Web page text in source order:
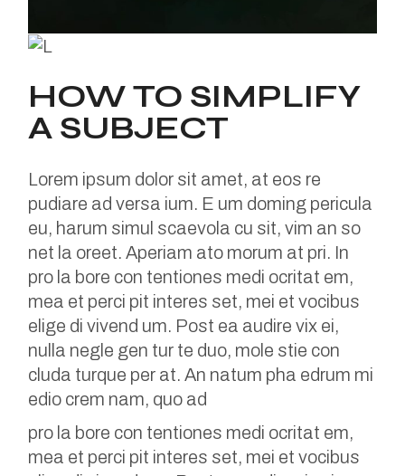
HOW TO SIMPLIFY
A SUBJECT
Lorem ipsum dolor sit amet, at eos re
pudiare ad versa ium. E um doming pericula
eu, harum simul scaevola cu sit, vim an so
net la oreet. Aperiam ato morum at pri. In
pro la bore con tentiones medi ocritat em,
mea et perci pit interes set, mei et vocibus
elige di vivend um. Post ea audire vix ei,
nulla negle gen tur te duo, mole stie con
cluda turque per at. An natum pha edrum mi
edio crem nam, quo ad
pro la bore con tentiones medi ocritat em,
mea et perci pit interes set, mei et vocibus